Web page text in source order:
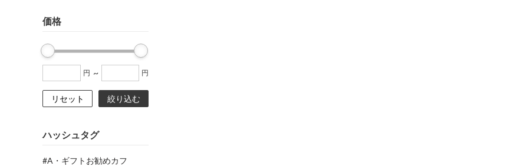
価格
円 ~ 円
リセット 絞り込む
ハッシュタグ
#A・ギフトお勧めカフ